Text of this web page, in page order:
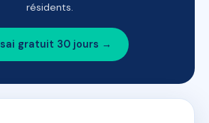
résidents.
gratuit 30 jours →